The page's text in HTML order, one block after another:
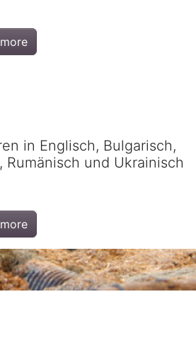
in Englisch, Bulgarisch,
Rumänisch und Ukrainisch